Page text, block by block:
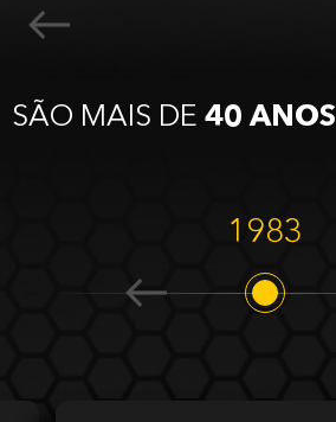
SÃO MAIS DE 40 ANOS
1983